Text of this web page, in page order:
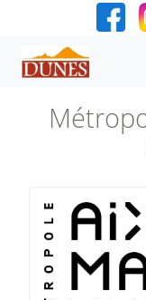
Aller au contenu